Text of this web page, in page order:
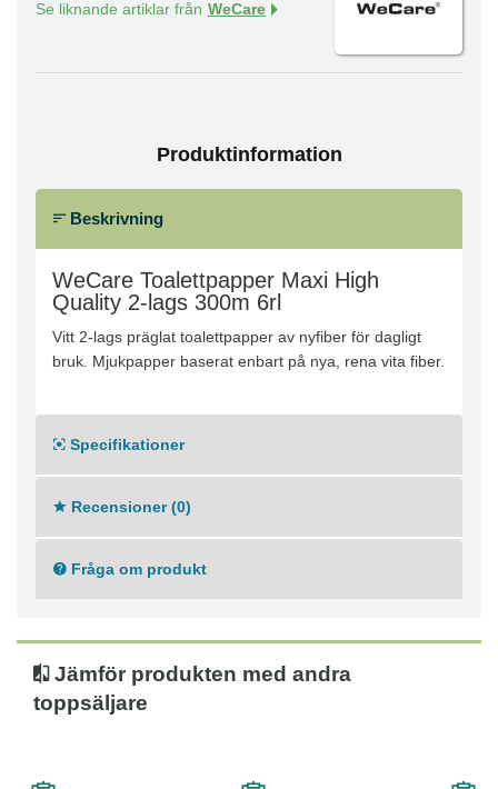
Se liknande artiklar från WeCare
Produktinformation
Beskrivning
WeCare Toalettpapper Maxi High
Quality 2-lags 300m 6rl
Vitt 2-lags präglat toalettpapper av nyfiber för dagligt
bruk. Mjukpapper baserat enbart på nya, rena vita fiber.
Specifikationer
Recensioner (0)
Fråga om produkt
Jämför produkten med andra
toppsäljare